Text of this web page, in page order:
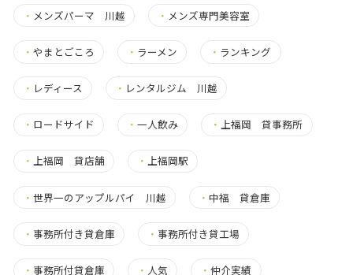
・ メンズパーマ 川越 ・ メンズ専門美容室
・ やまとごころ ・ ラーメン ・ ランキング
・ レディース ・ レンタルジム 川越
・ ロードサイド ・一人飲み ・上福岡 貸事務所
・ 上福岡 貸店舗 ・上福岡駅
・ 世界一のアップルパイ 川越 ・中福 貸倉庫
・ 事務所付き貸倉庫 ・ 事務所付き貸工場
・ 事務所付貸倉庫 ・ 人気 ・仲介実績